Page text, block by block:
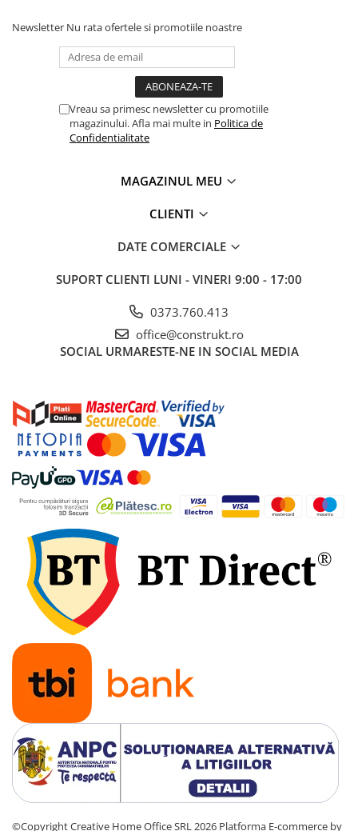
Automatizari si elemente de
automatizare
Automatizari panouri solare
Manometre, presostate si
termostate
Vane si servomotoare
Ventile termice de amestec
UPS-uri si stabilizatoare de
Automatizare centrala termica
Termostate aplicatii industriale
Accesorii pentru echipamente
industriale
Echipamente pentru tratarea si
pomparea apei
Pompe submersibile
Pompe de suprafata
Pompe pentru piscine
Motopompe
Hidrofoare
Vase de expansiune pentru
hidrofor
Grupuri de pompare apa
Rezervoare apa si accesorii stocare
Echipamente de filtrare si
dedurizare apa
Contoare de apa - Apometre
Camine apometru
Newsletter Nu rata ofertele si promotiile noastre
Vreau sa primesc newsletter cu promotiile
magazinului. Afla mai multe in Politica de
Confidentialitate
MAGAZINUL MEU
CLIENTI
DATE COMERCIALE
SUPORT CLIENTI LUNI - VINERI 9:00 - 17:00
0373.760.413
office@construkt.ro
SOCIAL URMARESTE-NE IN SOCIAL MEDIA
©Copyright Creative Home Office SRL 2026 Platforma E-commerce by